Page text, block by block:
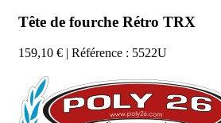
Tête de fourche Rétro TRX
159,10 € | Référence : 5522U